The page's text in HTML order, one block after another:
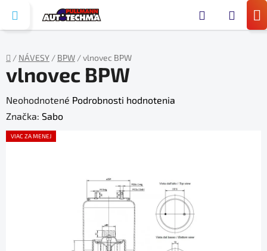
obsah
Domov
/ NÁVESY / BPW /vlnovec BPW
vlnovec BPW
Priemerné
hodnotenie
produktu
Neohodnotené Podrobnosti hodnotenia
Značka: Sabo
VIAC ZA MENEJ